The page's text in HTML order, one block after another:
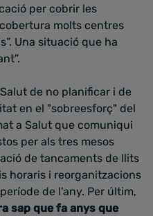
per cobrir les
molts centres
Una situació que ha
de no planificar i de
en el "sobreesforç" del
a Salut que comuniqui
per als tres mesos
de tancaments de llits
horaris i reorganitzacions
de l'any. Per últim,
sap que fa anys que